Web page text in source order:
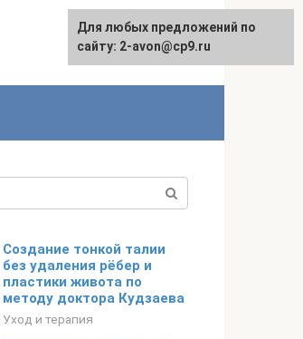
Создание тонкой талии
без удаления рёбер и
пластики живота по
методу доктора Кудзаева
Уход и терапия
Для любых предложений по
сайту: 2-avon@cp9.ru